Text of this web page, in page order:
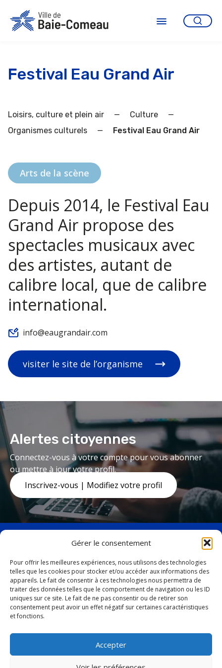
Gérer le consentement
Pour offrir les meilleures expériences, nous utilisons des technologies
telles que les cookies pour stocker et/ou accéder aux informations des
appareils. Le fait de consentir à ces technologies nous permettra de
traiter des données telles que le comportement de navigation ou les ID
uniques sur ce site. Le fait de ne pas consentir ou de retirer son
consentement peut avoir un effet négatif sur certaines caractéristiques
et fonctions.
Accepter
contenu
Ouvrir
Festival Eau Grand Air
Loisirs, culture et plein air — Culture
—
Organismes culturels
— Festival Eau Grand Air
Arts de la scène
Depuis 2014, le Festival Eau
Grand Air propose des
spectacles musicaux avec
des artistes, autant de
calibre local, que de calibre
international.
info@eaugrandair.com
visiter le site de l’organisme
Alertes citoyennes
Connectez-vous à votre compte pour vous abonner
ou mettre à jour votre profil.
Inscrivez-vous | Modifiez votre profil
facebook
twitter
19, avenue Marquette,
Baie-Comeau (Québec)
G4Z 1K5
Tél. :418 296-4931
vbc@ville.baie-comeau.qc.ca